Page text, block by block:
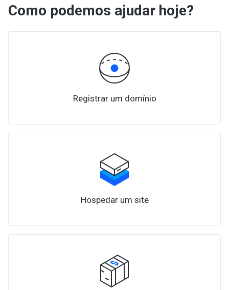
Como podemos ajudar hoje?
Registrar um domínio
Hospedar um site